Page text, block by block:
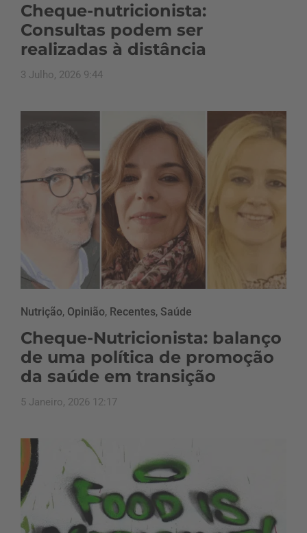
Cheque-nutricionista:
Consultas podem ser
realizadas à distância
3 Julho, 2026 9:44
Nutrição, Opinião, Recentes, Saúde
Cheque-Nutricionista: balanço
de uma política de promoção
da saúde em transição
5 Janeiro, 2026 12:17